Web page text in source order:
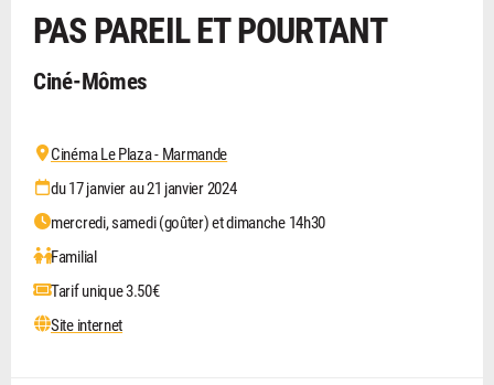
PAS PAREIL ET POURTANT
Ciné-Mômes
Cinéma Le Plaza - Marmande
du 17 janvier au 21 janvier 2024
mercredi, samedi (goûter) et dimanche 14h30
Familial
Tarif unique 3.50€
Site internet